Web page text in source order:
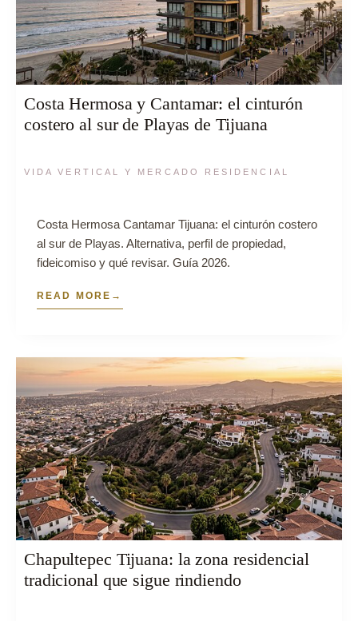
Costa Hermosa y Cantamar: el cinturón
costero al sur de Playas de Tijuana
VIDA VERTICAL Y MERCADO RESIDENCIAL
Costa Hermosa Cantamar Tijuana: el cinturón costero
al sur de Playas. Alternativa, perfil de propiedad,
fideicomiso y qué revisar. Guía 2026.
READ MORE
Chapultepec Tijuana: la zona residencial
tradicional que sigue rindiendo